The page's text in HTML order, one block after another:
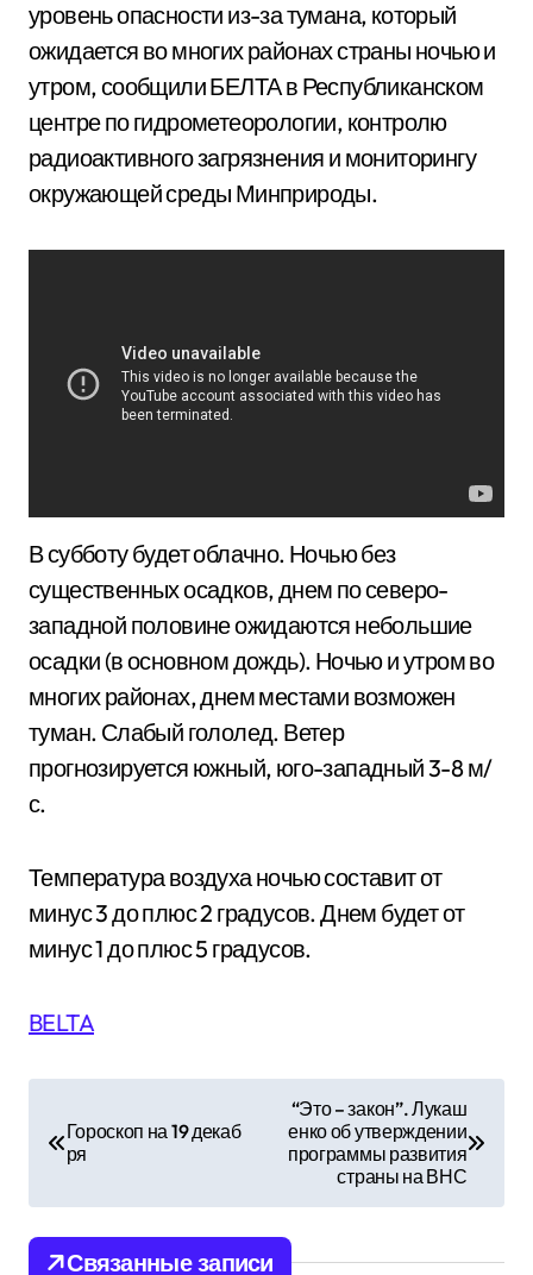
уровень опасности из-за тумана, который
ожидается во многих районах страны ночью и
утром, сообщили БЕЛТА в Республиканском
центре по гидрометеорологии, контролю
радиоактивного загрязнения и мониторингу
окружающей среды Минприроды.
В субботу будет облачно. Ночью без
существенных осадков, днем по северо-
западной половине ожидаются небольшие
осадки (в основном дождь). Ночью и утром во
многих районах, днем местами возможен
туман. Слабый гололед. Ветер
прогнозируется южный, юго-западный 3-8 м/
с.
Температура воздуха ночью составит от
минус 3 до плюс 2 градусов. Днем будет от
минус 1 до плюс 5 градусов.
BELTA
в
и
Гороскоп на 19 декаб
ря
“Это – закон”. Лукаш
енко об утверждении
программы развития
страны на ВНС
Связанные записи